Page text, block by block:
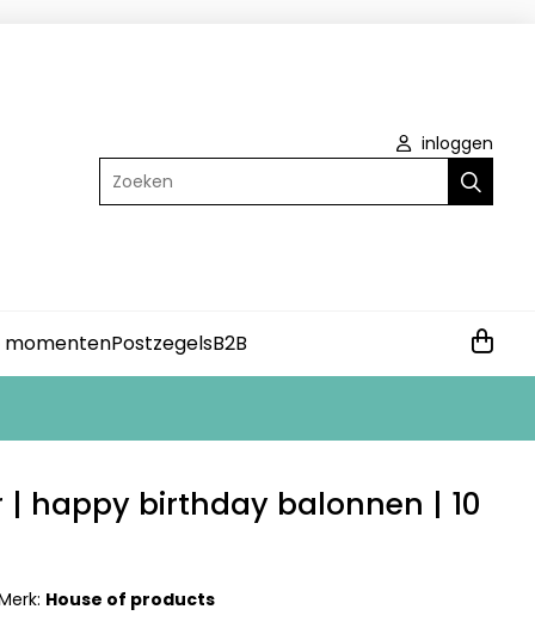
inloggen
Zoeken
momentenPostzegelsB2B
| happy birthday balonnen | 10
House of products